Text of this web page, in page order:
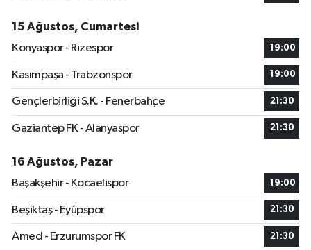
15 Ağustos, Cumartesi
Konyaspor - Rizespor
19:00
Kasımpaşa - Trabzonspor 19:00
Gençlerbirliği S.K. - Fenerbahçe 21:30
Gaziantep FK - Alanyaspor 21:30
16 Ağustos, Pazar
Başakşehir - Kocaelispor
19:00
Beşiktaş - Eyüpspor 21:30
Amed - Erzurumspor FK 21:30